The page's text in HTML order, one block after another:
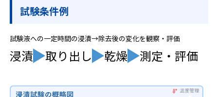
試験条件例
試験液への一定時間の浸漬→除去後の変化を観察‧評価
浸漬 取り出し 乾燥 測定・評価